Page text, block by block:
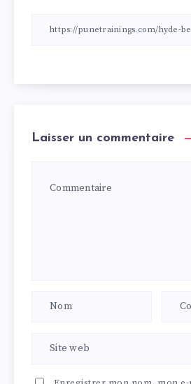
Laisser un commentaire